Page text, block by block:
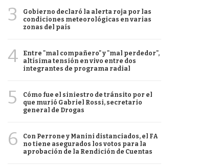
3
Gobierno declaró la alerta roja por las
condiciones meteorológicas en varias
zonas del país
4
Entre "mal compañero" y "mal perdedor",
altísima tensión en vivo entre dos
integrantes de programa radial
5
Cómo fue el siniestro de tránsito por el
que murió Gabriel Rossi, secretario
general de Drogas
6
Con Perrone y Manini distanciados, el FA
no tiene asegurados los votos para la
aprobación de la Rendición de Cuentas